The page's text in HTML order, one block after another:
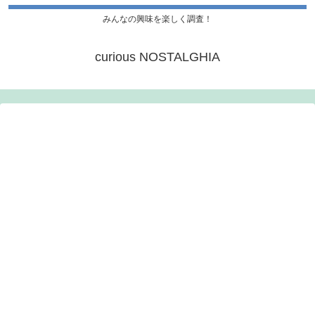
みんなの興味を楽しく調査！
curious NOSTALGHIA